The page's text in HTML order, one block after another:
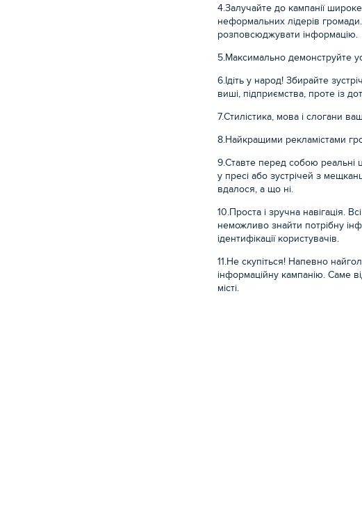
4.Залучайте до кампанії
неформальних лідерів
розповсюджувати інформацію.
5.Максимально демонструйте
6.Ідіть у народ! Збирайте
виші, підприємства, проте із
7.Стилістика, мова і слогани
8.Найкращими рекламістами
9.Ставте перед собою реальні
у пресі або зустрічей з
вдалося, а що ні.
10.Проста і зручна навігація.
неможливо знайти потрібну
ідентифікації користувачів.
11.Не скупіться! Напевно
інформаційну кампанію. Саме
місті.